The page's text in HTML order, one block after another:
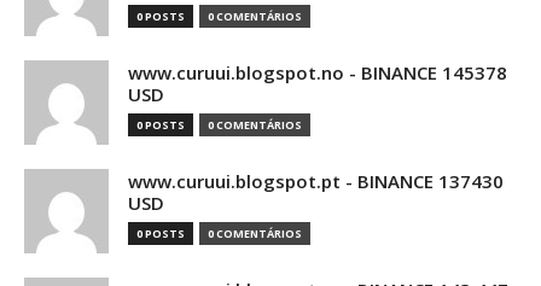
0 POSTS 0 COMENTÁRIOS
www.curuui.blogspot.no - BINANCE 145378
USD
0 POSTS 0 COMENTÁRIOS
www.curuui.blogspot.pt - BINANCE 137430
USD
0 POSTS 0 COMENTÁRIOS